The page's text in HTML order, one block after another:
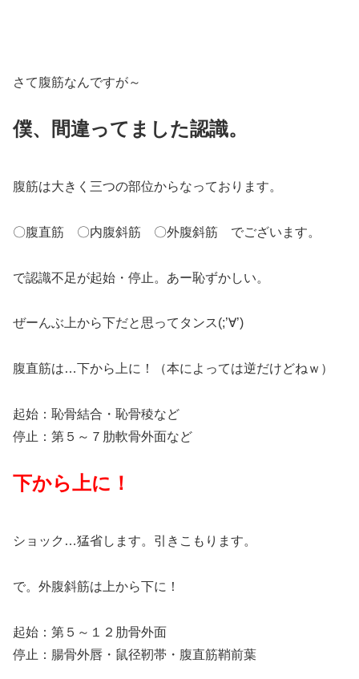
さて腹筋なんですが～
僕、間違ってました認識。
腹筋は大きく三つの部位からなっております。
〇腹直筋 〇内腹斜筋 〇外腹斜筋 でございます。
で認識不足が起始・停止。あー恥ずかしい。
ぜーんぶ上から下だと思ってタンス(;’∀’)
腹直筋は…下から上に！（本によっては逆だけどねｗ）
起始：恥骨結合・恥骨稜など
停止：第５～７肋軟骨外面など
下から上に！
ショック…猛省します。引きこもります。
で。外腹斜筋は上から下に！
起始：第５～１２肋骨外面
停止：腸骨外唇・鼠径靭帯・腹直筋鞘前葉